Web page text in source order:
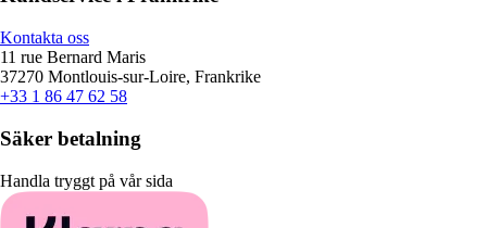
Kontakta oss
11 rue Bernard Maris
37270 Montlouis-sur-Loire, Frankrike
+33 1 86 47 62 58
Säker betalning
Handla tryggt på vår sida